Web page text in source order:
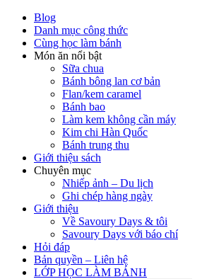
Blog
Danh mục công thức
Cùng học làm bánh
Món ăn nổi bật
Sữa chua
Bánh bông lan cơ bản
Flan/kem caramel
Bánh bao
Làm kem không cần máy
Kim chi Hàn Quốc
Bánh trung thu
Giới thiệu sách
Chuyên mục
Nhiếp ảnh – Du lịch
Ghi chép hàng ngày
Giới thiệu
Về Savoury Days & tôi
Savoury Days với báo chí
Hỏi đáp
Bản quyền – Liên hệ
LỚP HỌC LÀM BÁNH